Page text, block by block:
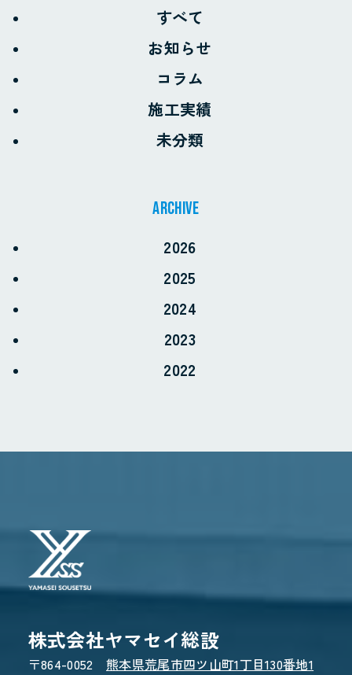
すべて
お知らせ
コラム
施工実績
未分類
archive
2026
2025
2024
2023
2022
株式会社ヤマセイ総設
〒864-0052熊本県荒尾市四ツ山町1丁目130番地1